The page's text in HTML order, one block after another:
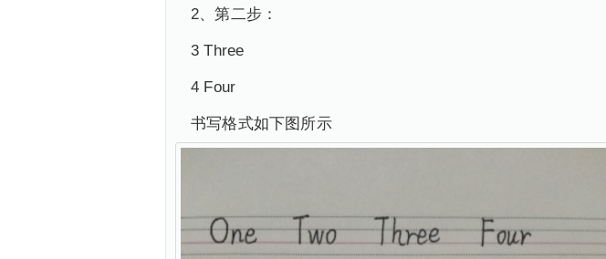
2、第二步：
3 Three
4 Four
书写格式如下图所示